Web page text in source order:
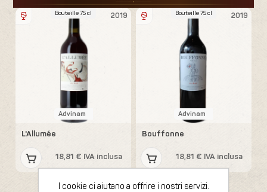
2019
Bouteille 75 cl
Advinam
L'Allumée
18,81 € IVA inclusa
2019
Bouteille 75 cl
Advinam
Bouffonne
18,81 € IVA inclusa
I cookie ci aiutano a offrire i nostri servizi.